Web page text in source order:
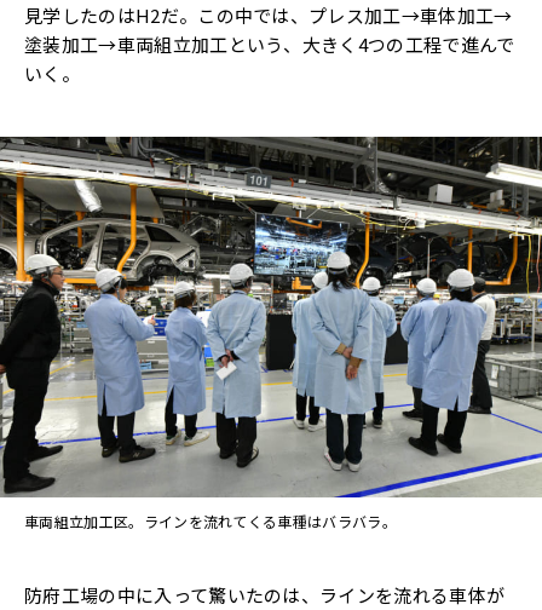
見学したのはH2だ。この中では、プレス加工→車体加工→
塗装加工→車両組立加工という、大きく4つの工程で進んで
いく。
車両組立加工区。ラインを流れてくる車種はバラバラ。
防府工場の中に入って驚いたのは、ラインを流れる車体が